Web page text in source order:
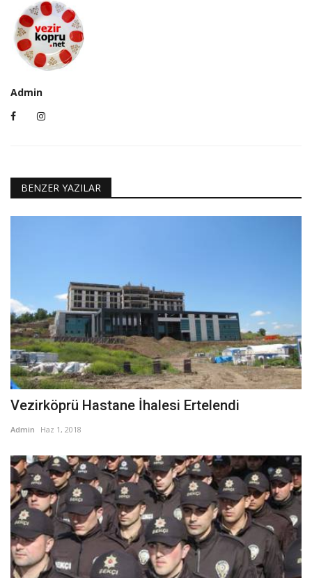
Admin
BENZER YAZILAR
Vezirköprü Hastane İhalesi Ertelendi
Admin Haz 1, 2018